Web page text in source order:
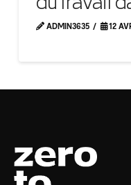
du travail
ADMIN3635 12